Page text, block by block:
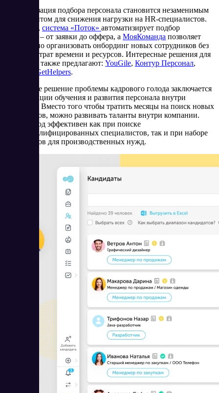
Автоматизация подбора персонала становится незаменимым
инструментом для снижения нагрузки на HR-специалистов.
Например, система «Поток» автоматизирует подбор
персонала – от заявки до оффера, а МояКоманда позволяет
эффективно организовать онбординг новых сотрудников без
лишних затрат времени и ресурсов. Интересные решения для
HR-сферы также предлагают: YouGile, Контур Персонал,
GetHelpers.
Глобальное решение проблемы кадрового голода заключается
в организации обучения и развития персонала внутри
компании. Вместо того чтобы тратить месяцы на поиск новых
сотрудников, можно развивать таланты внутри компании.
Этот подход эффективен как при поиске
высококвалифицированных специалистов, так и при наборе
сотрудников для производственных нужд.